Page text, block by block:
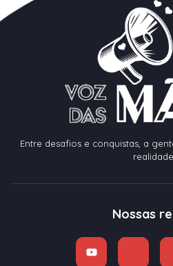
Entre desafios e conquistas, a
realidade.
Nossas